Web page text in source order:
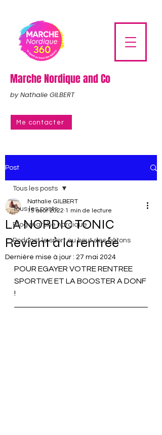
Marche Nordique and Co
by Nathalie GILBERT
Me contacter
Post
Tous les posts
Blog marche nordique
Podcast le sport au bout des bâtons
Tous les posts
LA NORDIC TONIC
Revient à la rentrée
Nathalie GILBERT
15 août 2022 1 min de lecture
Dernière mise à jour : 27 mai 2024
POUR EGAYER VOTRE RENTREE
SPORTIVE ET LA BOOSTER A DONF
!